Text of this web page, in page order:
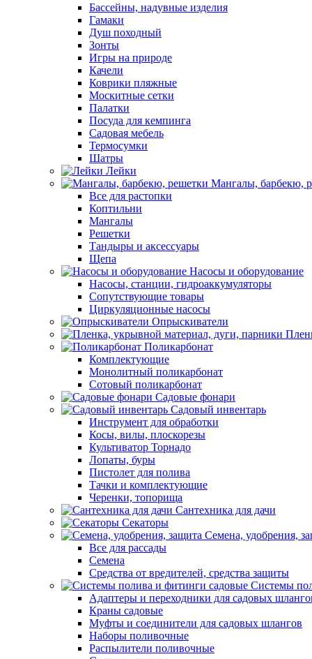
Бассейны, надувные изделия
Гамаки
Душ походный
Зонты
Игры на природе
Качели
Коврики пляжные
Москитные сетки
Палатки
Посуда для кемпинга
Садовая мебель
Термосумки
Шатры
Лейки
Мангалы, барбекю,
Все для растопки
Коптильни
Мангалы
Решетки
Тандыры и аксессуары
Щепа
Насосы и оборудование
Насосы, станции, гидроаккумуляторы
Сопутствующие товары
Циркуляционные насосы
Опрыскиватели
Поликарбонат
Комплектующие
Монолитный поликарбонат
Сотовый поликарбонат
Садовые фонари
Садовый инвентарь
Инструмент для обработки
Косы, вилы, плоскорезы
Культиватор Торнадо
Лопаты, буры
Пистолет для полива
Тачки и комплектующие
Черенки, топорища
Сантехника для дачи
Секаторы
Семена, удобрения,
Все для рассады
Семена
Средства от вредителей, средства защиты
Системы
Адаптеры и переходники для садовых
Краны садовые
Муфты и соединители для садовых шлангов
Наборы поливочные
Распылители поливочные